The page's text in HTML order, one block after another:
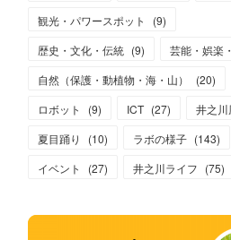
観光・パワースポット
(9)
歴史・文化・伝統 (9) 芸能・娯楽
自然（保護・動植物・海・山）
(20)
ロボット
(9) ICT (27) 井之川
夏目踊り
(10) ラボの様子 (143)
イベント
(27) 井之川ライフ (75)